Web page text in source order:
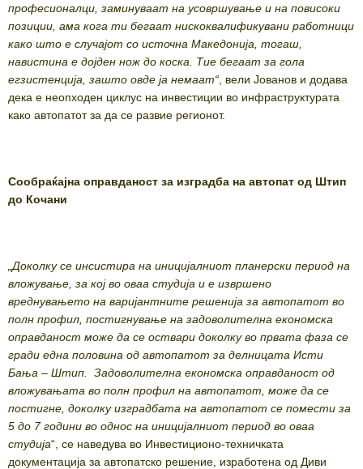
професионалци, заминуваат на усовршување и на повисоки
позиции, ама кога ти бегаат нискоквалификувани работници
како што е случајот со источна Македонија, тогаш,
навистина е дојден нож до коска. Тие бегаат за гола
егзистенција, зашто овде ја немаат“ , вели Јованов и додава
дека е неопходен циклус на инвестиции во инфраструктурата
како автопатот за да се развие регионот.
Сообраќајна оправданост за изградба на автопат од Штип
до Кочани
„Доколку се инсистира на иницијалниот планерски период на
вложување, за кој во оваа студија и е извршено
вреднувањето на варијантните решенија за автопатот во
полн профил, постигнување на задоволителна економска
оправданост може да се оствари доколку во првата фаза се
гради една половина од автопатот за делницата Исти
Бања – Штип. Задоволителна економска оправданост од
вложувањата во полн профил на автопатот, може да се
постигне, доколку изградбата на автопатот се помести за
5 до 7 години во однос на иницијалниот период во оваа
студија“, се наведува во Инвестиционо-техничката
документација за автопатско решение, изработена од Диви